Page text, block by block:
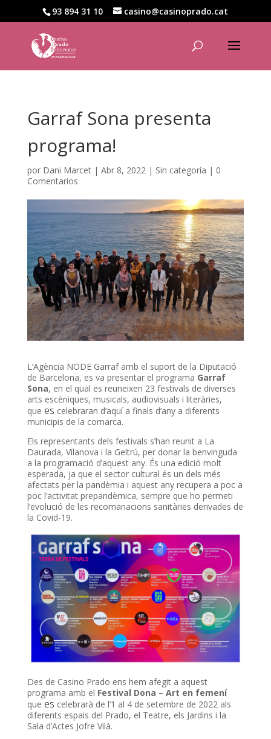
93 894 31 10 casino@casinoprado.cat
Garraf Sona presenta
programa!
por Dani Marcet| Abr 8, 2022| Sin categoría | 0
Comentarios
L’Agència NODE Garraf amb el suport de la Diputació
de Barcelona, es va presentar el programa Garraf
Sona, en el qual es reuneixen 23 festivals de diverses
arts escèniques, musicals, audiovisuals i literàries,
que es celebraran d’aquí a finals d’any a diferents
municipis de la comarca.
Els representants dels festivals s’han reunit a La
Daurada, Vilanova i la Geltrú, per donar la benvinguda
a la programació d’aquest any. És una edició molt
esperada, ja que el sector cultural és un dels més
afectats per la pandèmia i aquest any recupera a poc a
poc l’activitat prepandèmica, sempre que ho permeti
l’evolució de les recomanacions sanitàries derivades de
la Covid-19.
Des de Casino Prado ens hem afegit a aquest
programa amb el Festival Dona – Art en femení
que es celebrarà de l’1 al 4 de setembre de 2022 als
diferents espais del Prado, el Teatre, els Jardins i la
Sala d’Actes Jofre Vilà.